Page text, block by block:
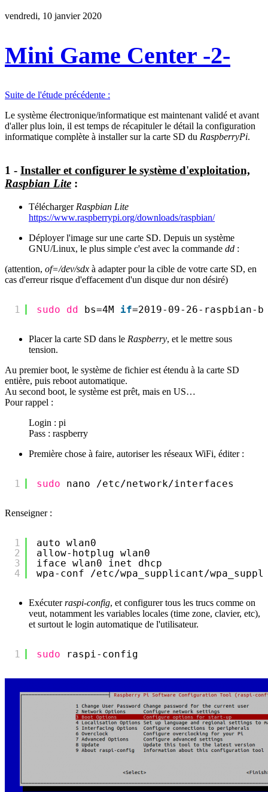
vendredi, 10 janvier 2020
Mini Game Center -2-
Suite de l'étude précédente :
Le système électronique/informatique est maintenant validé et avant
d'aller plus loin, il est temps de récapituler le détail la configuration
informatique complète à installer sur la carte SD du RaspberryPi.
1 - Installer et configurer le système d'exploitation,
Raspbian Lite :
Télécharger Raspbian Lite
https://www.raspberrypi.org/downloads/raspbian/
Déployer l'image sur une carte SD. Depuis un système
GNU/Linux, le plus simple c'est avec la commande dd :
(attention, of=/dev/sdx à adapter pour la cible de votre carte SD, en
cas d'erreur risque d'effacement d'un disque dur non désiré)
1 sudo dd bs=4M if=2019-09-26-
Placer la carte SD dans le Raspberry, et le mettre sous
tension.
Au premier boot, le système de fichier est étendu à la carte SD
entière, puis reboot automatique.
Au second boot, le système est prêt, mais en US…
Pour rappel :
Login : pi
Pass : raspberry
Première chose à faire, autoriser les réseaux WiFi, éditer :
1 sudo nano /etc/network/interfaces
Renseigner :
1
2
3
4
auto wlan0
allow-hotplug wlan0
iface wlan0 inet dhcp
wpa-conf /etc/wpa_supplicant/
Exécuterraspi-config, et configurer tous les trucs comme on
veut, notamment les variables locales (time zone, clavier, etc),
et surtout le login automatique de l'utilisateur.
1 sudo raspi-config